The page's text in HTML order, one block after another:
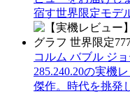
宿す世界限定モデ
コルム バブル ジ
285.240.20の実機
傑作。時代を挑発